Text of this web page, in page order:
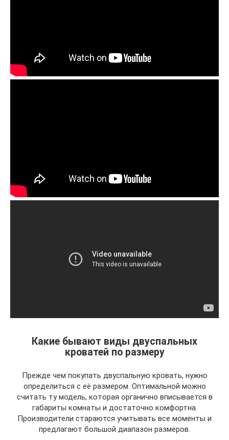
Какие бывают виды двуспальных
кроватей по размеру
Прежде чем покупать двуспальную кровать, нужно
определиться с её размером. Оптимальной можно
считать ту модель, которая органично вписывается в
габариты комнаты и достаточно комфортна.
Производители стараются учитывать все моменты и
предлагают большой диапазон размеров.